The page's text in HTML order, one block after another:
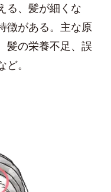
る、髪が細くな
徴がある。主な原
髪の栄養不足、誤
。